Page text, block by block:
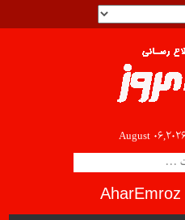
August